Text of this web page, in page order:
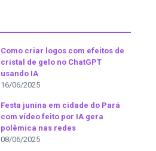
Como criar logos com efeitos de
cristal de gelo no ChatGPT
usando IA
16/06/2025
Festa junina em cidade do Pará
com vídeo feito por IA gera
polêmica nas redes
08/06/2025